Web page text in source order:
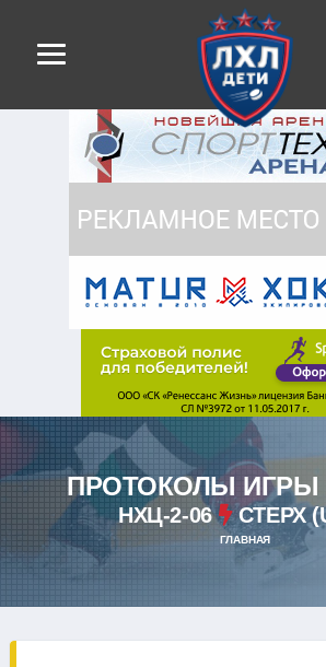
ПРОТОКОЛЫ ИГРЫ
НХЦ-2-06 СТЕРХ
ГЛАВНАЯ